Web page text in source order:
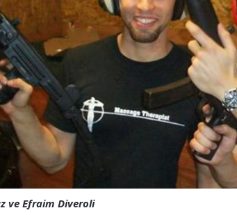
ve Efraim Diveroli